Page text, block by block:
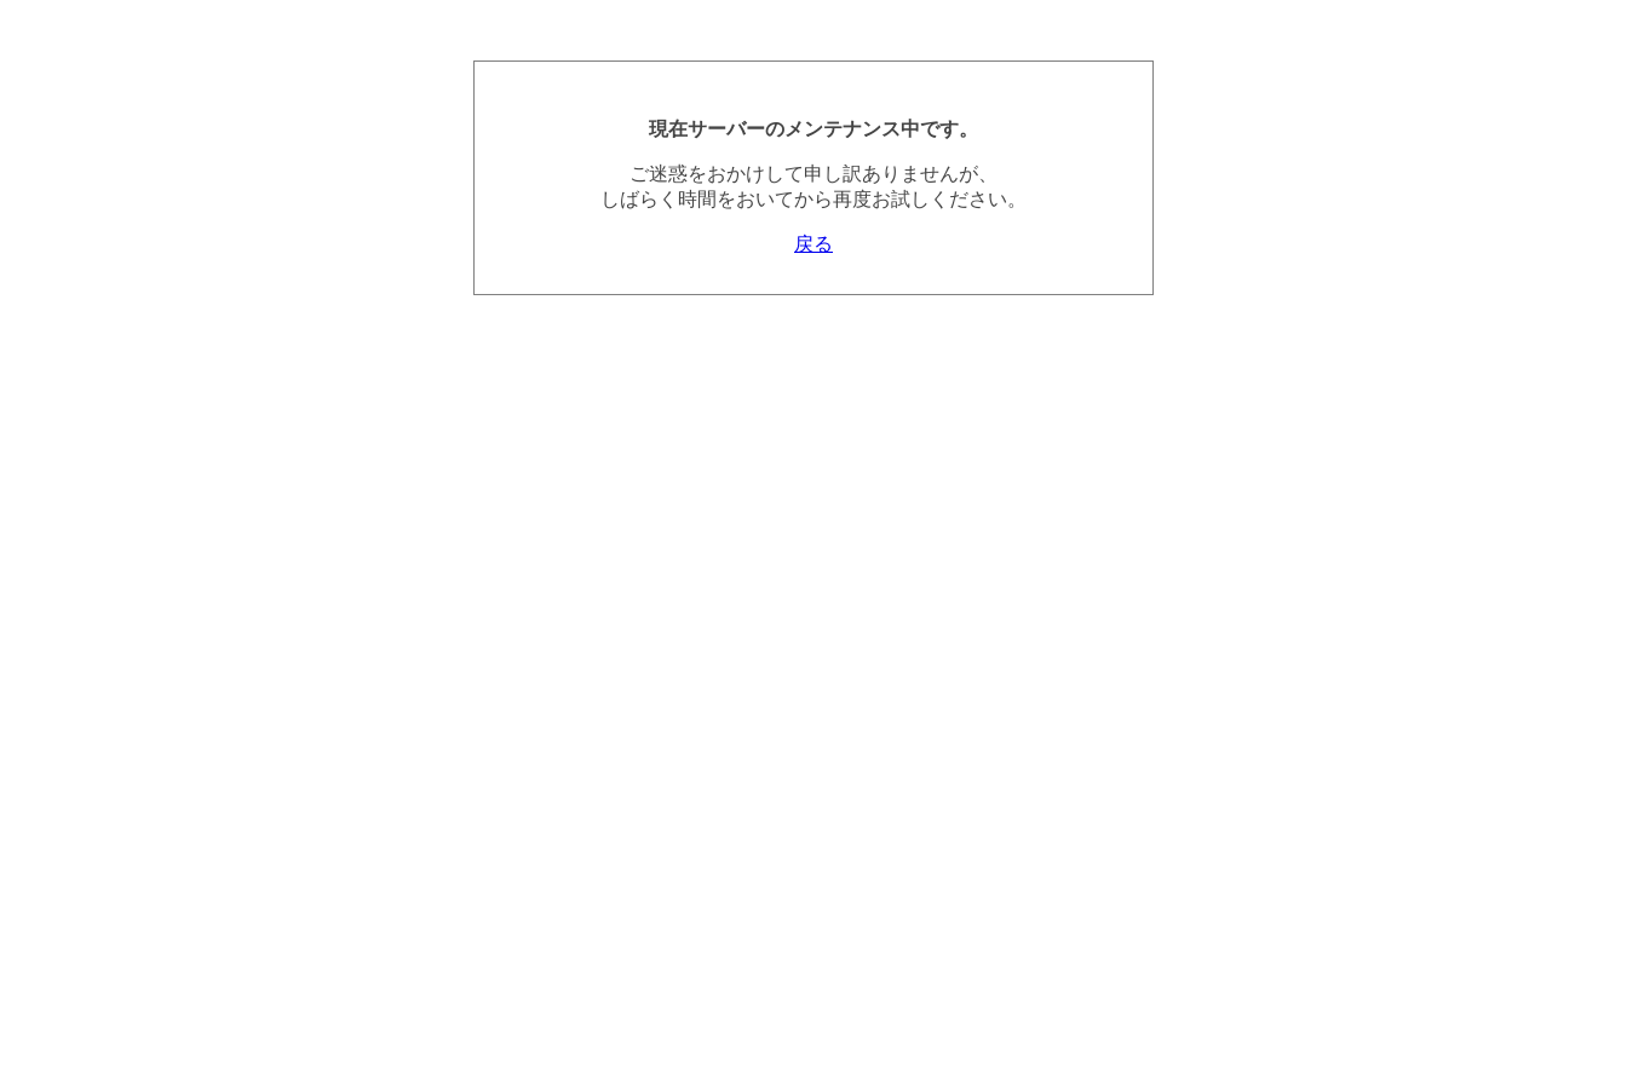
現在サーバーのメンテナンス中です。
ご迷惑をおかけして申し訳ありませんが、
しばらく時間をおいてから再度お試しください。
戻る